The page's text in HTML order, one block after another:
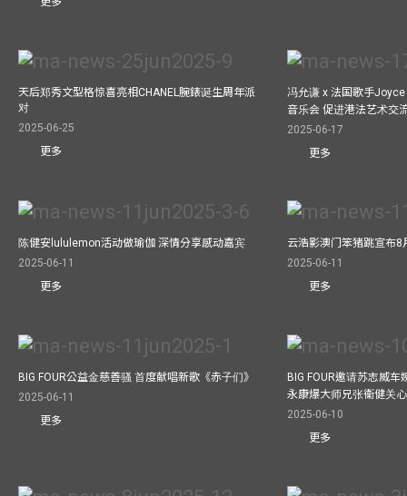
天后郑秀文型格惊喜亮相CHANEL腕錶诞生周年派
对
2025-06-25
更多
冯允谦 x 法国歌手
音乐会 促进港法艺术交
2025-06-17
更多
陈健安lululemon活动做瑜伽 深情分享感动嘉宾
2025-06-11
更多
云浩影澳门笨猪跳宣布8
2025-06-11
更多
BIG FOUR公益⾦慈善骚 ⾸度献唱新歌《赤⼦们》
2025-06-11
更多
BIG FOUR邀请苏志威
永康爆大师兄张衞健关
2025-06-10
更多